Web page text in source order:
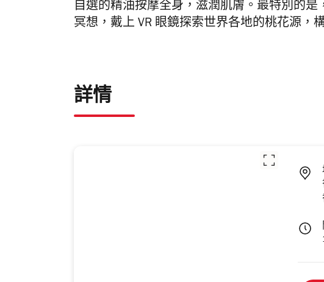
自選的精油按摩全身，滋潤肌膚。最特別的是
冥想，戴上 VR 眼鏡探索世界各地的桃花源，
詳情